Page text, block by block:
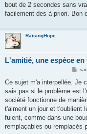
bout de 2 secondes sans
facilement des à priori. Bon
RaisingHope
L'amitié, une espèce
M
s
a
g
Ce sujet m'a interpellée. Je
sais pas si le problème est
société fonctionne de
t'aiment un jour et t'oublient
fuient, comme dans une
remplaçables ou remplacés